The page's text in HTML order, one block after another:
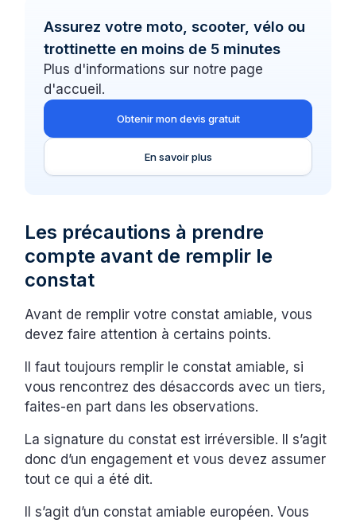
Assurez votre moto, scooter, vélo ou
trottinette en moins de 5 minutes
Plus d'informations sur notre page
d'accueil.
Obtenir mon devis gratuit
En savoir plus
Les précautions à prendre
compte avant de remplir le
constat
Avant de remplir votre constat amiable, vous
devez faire attention à certains points.
Il faut toujours remplir le constat amiable, si
vous rencontrez des désaccords avec un tiers,
faites-en part dans les observations.
La signature du constat est irréversible. Il s’agit
donc d’un engagement et vous devez assumer
tout ce qui a été dit.
Il s’agit d’un constat amiable européen. Vous